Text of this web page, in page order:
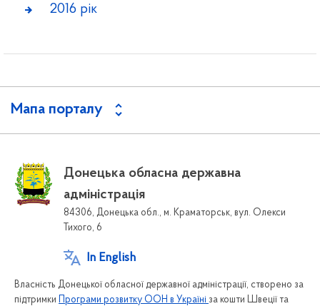
2016 рік
Мапа порталу
Донецька обласна державна
адміністрація
84306, Донецька обл., м. Краматорськ, вул. Олекси
Тихого, 6
In English
Власність Донецької обласної державної адміністрації, створено за
підтримки Програми розвитку ООН в Україні за кошти Швеції та